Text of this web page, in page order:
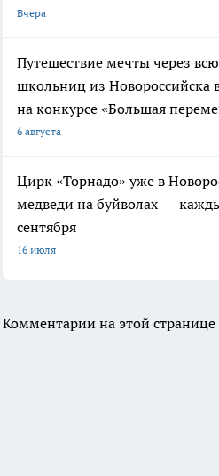
Вчера
Путешествие мечты через
школьниц из Новороссийска
на конкурсе «Большая
6 августа
Цирк «Торнадо» уже в
медведи на буйволах —
сентября
16 июля
Комментарии на этой